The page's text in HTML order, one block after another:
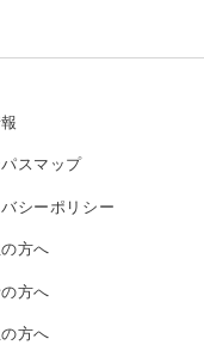
スマップ
シーポリシー
方へ
方へ
方へ